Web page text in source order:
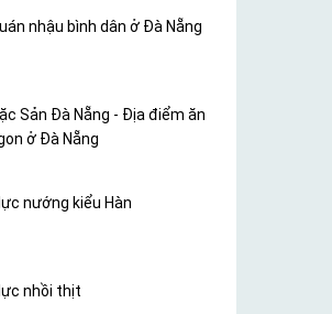
nhậu bình dân ở Đà Nẵng
Sản Đà Nẵng - Địa điểm ăn
ở Đà Nẵng
nướng kiểu Hàn
nhồi thịt